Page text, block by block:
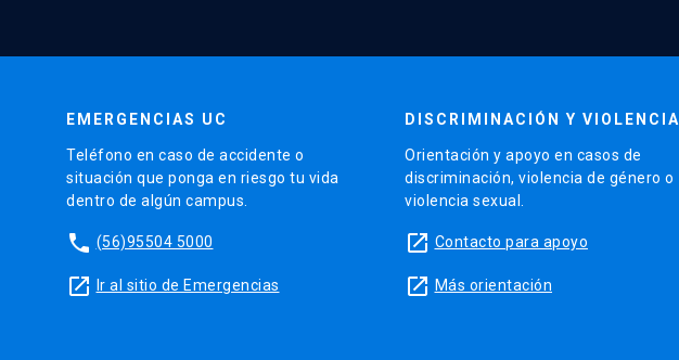
EMERGENCIAS UC
Teléfono en caso de accidente o
situación que ponga en riesgo tu vida
dentro de algún campus.
phone (56)95504 5000
launch Ir al sitio de Emergencias
DISCRIMINACIÓN Y VIOLENCIA
Orientación y apoyo en casos de
discriminación, violencia de género o
violencia sexual.
launch Contacto para apoyo
launch Más orientación